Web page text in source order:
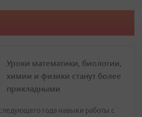
Уроки математики, биологии,
химии и физики станут более
прикладными
года навыки работы с